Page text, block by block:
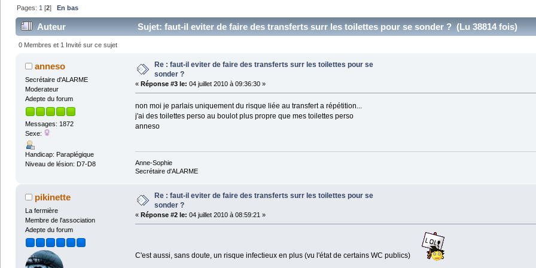
Pages: 1 [2] En bas
Auteur Sujet: faut-il eviter de faire des transferts surr les toilettes pour se sonder ? (Lu 38814 fois)
0 Membres et 1 Invité sur ce sujet
anneso
Secrétaire d'ALARME
Moderateur
Adepte du forum
Messages: 1872
Sexe:
Handicap: Paraplégique
Niveau de lésion: D7-D8
Re : faut-il eviter de faire des transferts surr les toilettes pour se
sonder ?
« Réponse #3 le: 04 juillet 2010 à 09:36:30 »
non moi je parlais uniquement du risque liée au transfert a répétition...
j'ai des toilettes perso au boulot plus propre que mes toilettes perso
anneso
Anne-Sophie
Secrétaire d'ALARME
pikinette
La fermière
Membre de l'association
Adepte du forum
Re : faut-il eviter de faire des transferts surr les toilettes pour se
sonder ?
« Réponse #2 le: 04 juillet 2010 à 08:59:21 »
C'est aussi, sans doute, un risque infectieux en plus (vu l'état de certains WC publics)